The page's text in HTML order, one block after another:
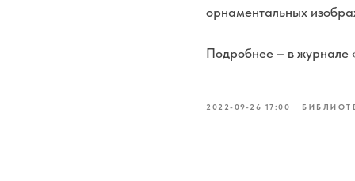
орнаментальных
Подробнее – в журнале
2022-09-26 17:00